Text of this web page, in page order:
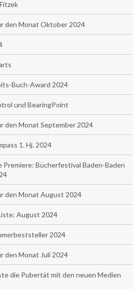
den Monat Oktober 2024
Buch-Award 2024
und BearingPoint
den Monat September 2024
1. Hj. 2024
Bücherfestival Baden-Baden
den Monat August 2024
August 2024
2024
den Monat Juli 2024
die Pubertät mit den neuen Medien